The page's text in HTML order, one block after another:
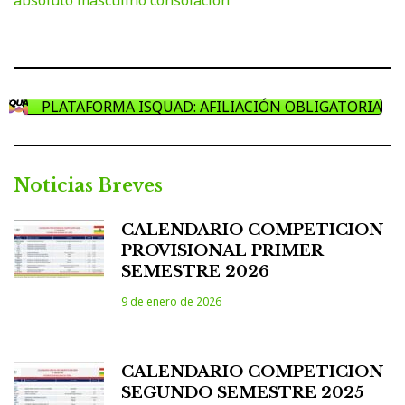
PLATAFORMA ISQUAD: AFILIACIÓN OBLIGATORIA
Noticias Breves
CALENDARIO COMPETICION
PROVISIONAL PRIMER
SEMESTRE 2026
9 de enero de 2026
CALENDARIO COMPETICION
SEGUNDO SEMESTRE 2025